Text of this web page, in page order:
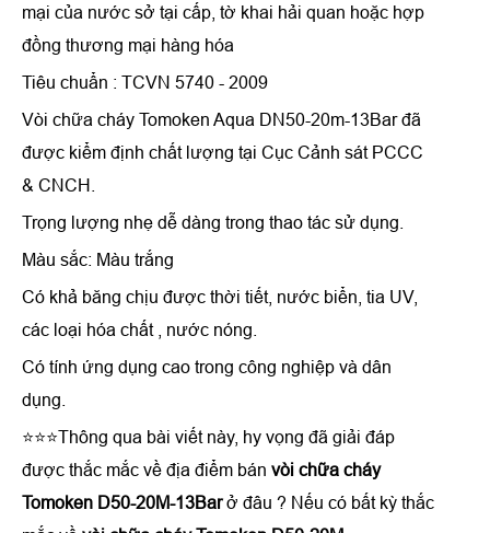
mại của nước sở tại cấp, tờ khai hải quan hoặc hợp
đồng thương mại hàng hóa
Tiêu chuẩn : TCVN 5740 - 2009
Vòi chữa cháy Tomoken Aqua DN50-20m-13Barđã
được kiểm định chất lượng tại Cục Cảnh sát PCCC
& CNCH.
Trọng lượng nhẹ dễ dàng trong thao tác sử dụng.
Màu sắc: Màu trắng
Có khả băng chịu được thời tiết, nước biển, tia UV,
các loại hóa chất , nước nóng.
Có tính ứng dụng cao trong công nghiệp và dân
dụng.
⭐⭐⭐Thông qua bài viết này, hy vọng đã giải đáp
được thắc mắc về địa điểm bán vòi chữa cháy
Tomoken D50-20M-13Bar ở đâu ? Nếu có bất kỳ thắc